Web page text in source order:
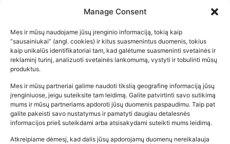
Manage Consent
Mes ir mūsų naudojame jūsų įrenginio informaciją, tokią kaip
“sausainiukai” (angl. cookies) ir kitus suasmenintus duomenis, tokius
kaip unikalūs identifikatoriai tam, kad galėtume suasmeninti svetainės ir
reklaminį turinį, analizuoti svetainės lankomumą, vystyti ir tobulinti mūsų
produktus.
Mes ir mūsų partneriai galime naudoti tikslią geografinę informaciją jūsų
įrenginiuose, jeigu suteiksite tam leidimą. Galite patvirtinti savo sutikimą
mums ir mūsų partneriams apdoroti jūsų duomenis paspaudimu. Taip pat
galite pakeisti savo nustatymus ir pamatyti daugiau detalesnės
informacijos prieš suteikdami arba atsisakydami suteikti mums leidimą.
Atkreipiame dėmesį, kad dalis jūsų apdorojamų duomenų nereikalauja